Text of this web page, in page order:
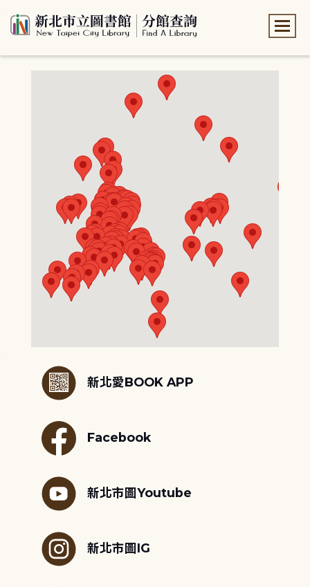
新北愛BOOK APP
Facebook
新北市圖Youtube
新北市圖IG